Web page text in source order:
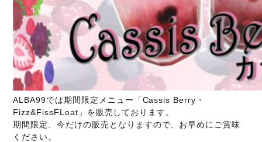
ALBA99では期間限定メニュー「Cassis Berry・
Fizz&FissFLoat」を販売しております。
期間限定、今だけの販売となりますので、お早めにご賞味
ください。